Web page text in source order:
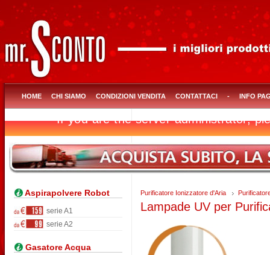
HOME CHI SIAMO CONDIZIONI VENDITA CONTATTACI - INFO
Aspirapolvere Robot
serie A1
serie A2
Gasatore Acqua
Purificatore Ionizzatore d'Aria
Lampade UV per